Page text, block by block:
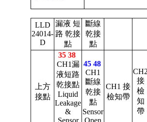
LLD
24014-
D
漏液 短
路 乾接
點
斷線
乾接
點
上方
接點
35 38
CH1漏
液短路
乾接點
Liquid
Leakage
&
Sensor
45 48
CH1
斷線
乾接
點
Sensor
Open
CH1 接
檢知帶
接
檢
知
帶